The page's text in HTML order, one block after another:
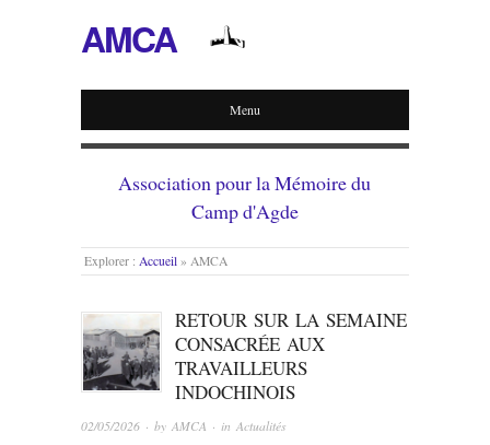
AMCA
Menu
Association pour la Mémoire du
Camp d'Agde
Explorer : Accueil » AMCA
RETOUR SUR LA SEMAINE
CONSACRÉE AUX
TRAVAILLEURS
INDOCHINOIS
02/05/2026 · by AMCA · in Actualités